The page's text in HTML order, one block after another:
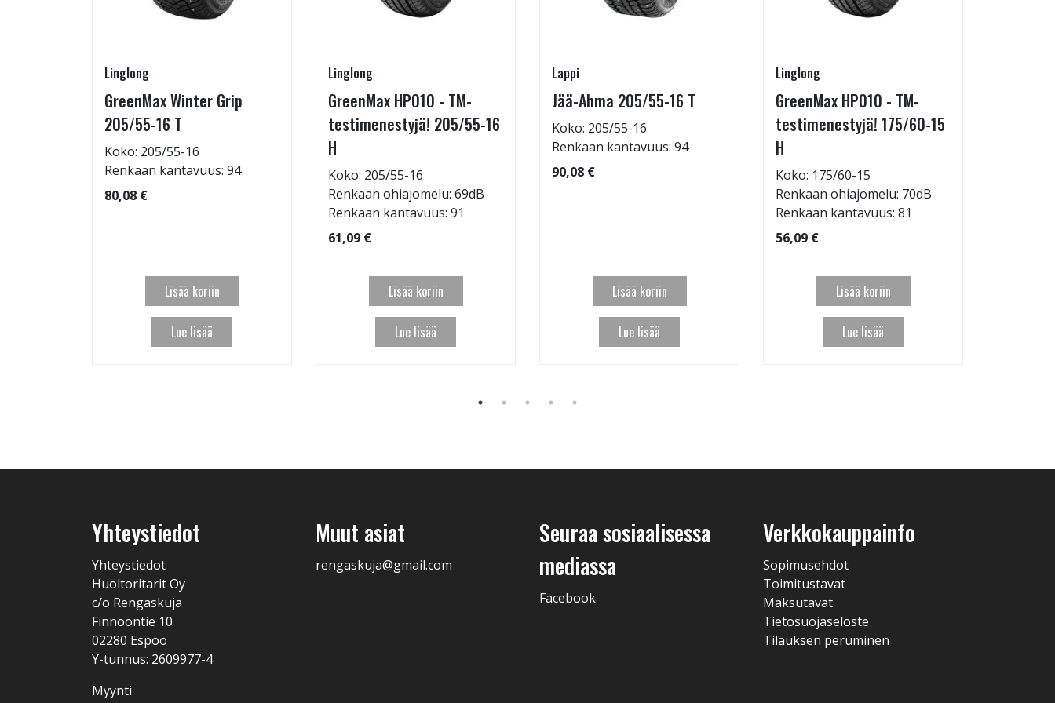
Linglong
GreenMax Winter Grip
205/55-16 T
Koko: 205/55-16
Renkaan kantavuus: 94
80,08 €
Lisää koriin
Lue lisää
Linglong
GreenMax HP010 - TM-
testimenestyjä! 205/55-16
H
Koko: 205/55-16
Renkaan ohiajomelu: 69dB
Renkaan kantavuus: 91
61,09 €
Lisää koriin
Lue lisää
Lappi
Jää-Ahma 205/55-16 T
Koko: 205/55-16
Renkaan kantavuus: 94
90,08 €
Lisää koriin
Lue lisää
Linglong
GreenMax HP010 - TM-
testimenestyjä! 175/60-15
H
Koko: 175/60-15
Renkaan ohiajomelu: 70dB
Renkaan kantavuus: 81
56,09 €
Lisää koriin
Lue lisää
Yhteystiedot
Yhteystiedot
Huoltoritarit Oy
c/o Rengaskuja
Finnoontie 10
02280 Espoo
Y-tunnus: 2609977-4
Myynti
Muut asiat
rengaskuja@gmail.com
Seuraa sosiaalisessa
mediassa
Facebook
Verkkokauppainfo
Sopimusehdot
Toimitustavat
Maksutavat
Tietosuojaseloste
Tilauksen peruminen